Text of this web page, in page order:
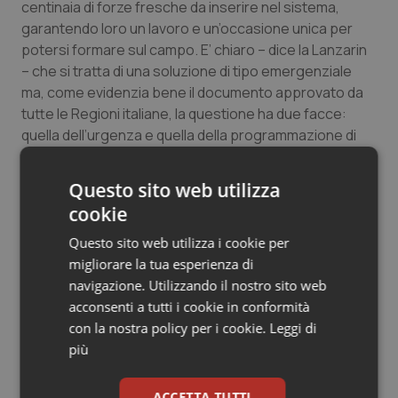
Salute orale & impianti
Sangue & coagulazione
Tiroide
Tumore ovarico
Tumori del Polmone & Testa Collo
Tumori gastrointestinali
Ulcera & Reflusso
centinaia di forze fresche da inserire nel sistema,
garantendo loro un lavoro e un’occasione unica per
potersi formare sul campo. E’ chiaro – dice la Lanzarin
– che si tratta di una soluzione di tipo emergenziale
ma, come evidenzia bene il documento approvato da
tutte le Regioni italiane, la questione ha due facce:
quella dell’urgenza e quella della programmazione di
prospettiva. L’urgenza è dettata dalla necessità di non
farà mai; la prospettiva è quella di una profonda riforma
che snellisca e sburocratizzi l’intero cammino verso
l’esercizio della professione medica”.
14 Ottobre 2019
© Riproduzione riservata
Questo sito web utilizza
cookie
Questo sito web utilizza i cookie per
migliorare la tua esperienza di
navigazione. Utilizzando il nostro sito web
acconsenti a tutti i cookie in conformità
con la nostra policy per i cookie. Leggi di
più